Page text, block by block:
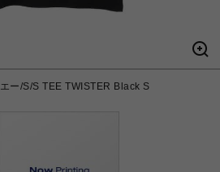
ー/S/S TEE TWISTER Black S